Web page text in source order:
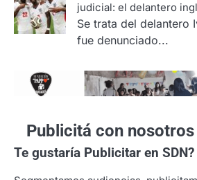
judicial: el delantero
Se trata del delantero
fue denunciado...
Publicitá con nosotros
Te gustaría Publicitar en SDN?